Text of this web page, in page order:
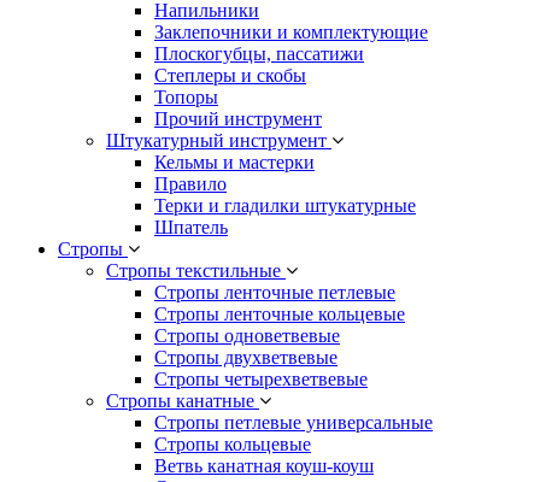
Напильники
Заклепочники и комплектующие
Плоскогубцы, пассатижи
Степлеры и скобы
Топоры
Прочий инструмент
Штукатурный инструмент
Кельмы и мастерки
Правило
Терки и гладилки штукатурные
Шпатель
Стропы
Стропы текстильные
Стропы ленточные петлевые
Стропы ленточные кольцевые
Стропы одноветвевые
Стропы двухветвевые
Стропы четырехветвевые
Стропы канатные
Стропы петлевые универсальные
Стропы кольцевые
Ветвь канатная коуш-коуш